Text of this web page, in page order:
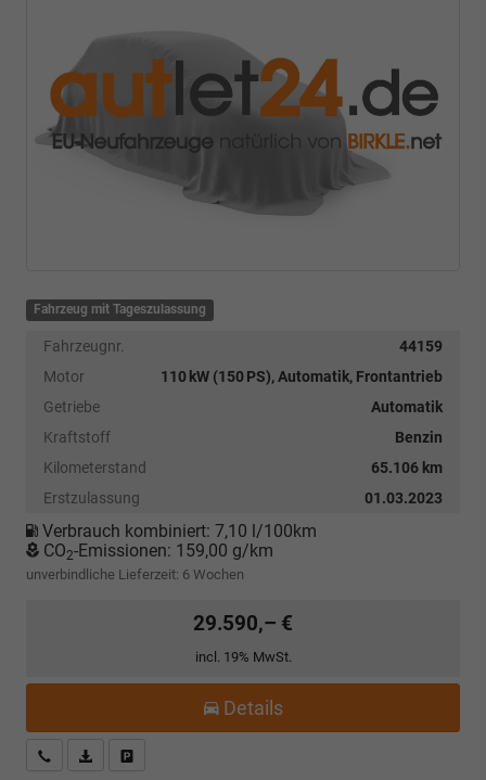
Fahrzeug mit Tageszulassung
Fahrzeugnr.
44159
Motor
110 kW (150 PS), Automatik, Frontantrieb
Getriebe
Automatik
Kraftstoff
Benzin
Kilometerstand
65.106 km
Erstzulassung
01.03.2023
Verbrauch kombiniert: 7,10 l/100km
CO2-Emissionen: 159,00 g/km
unverbindliche Lieferzeit: 6 Wochen
29.590,– €
incl. 19% MwSt.
Details
Kostenloser Rückruf-Service
PDF-Datei, Fahrzeugexposé drucken